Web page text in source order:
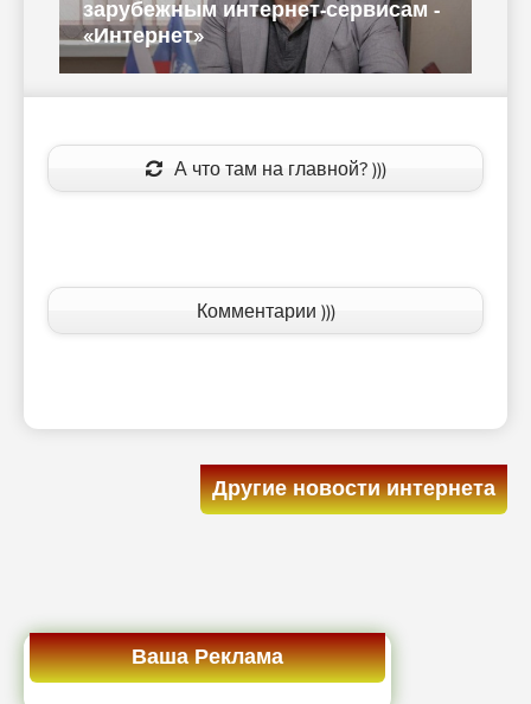
зарубежным интернет-сервисам -
«Интернет»
А что там на главной? )))
Комментарии )))
Другие новости интернета
Ваша Реклама